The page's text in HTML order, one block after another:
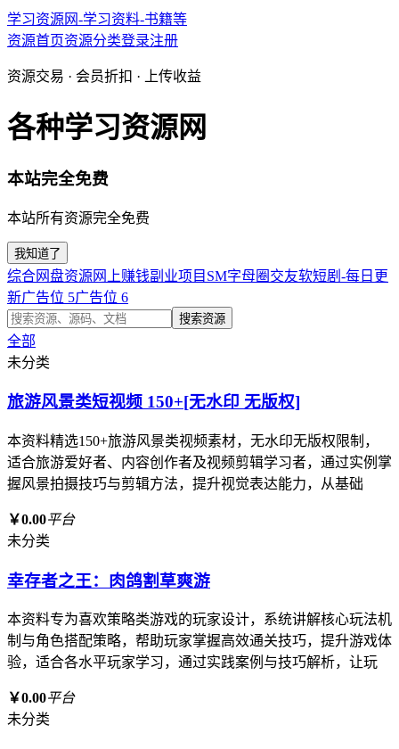
学习资源网-学习资料-书籍等
资源首页资源分类登录注册
资源交易 · 会员折扣 · 上传收益
各种学习资源网
本站完全免费
本站所有资源完全免费
我知道了
综合网盘资源 网上赚钱副业项目 SM字母圈交友软短剧-每日更
新广告位 5广告位 6
搜索资源
全部
未分类
旅游风景类短视频 150+[无水印 无版权]
本资料精选150+旅游风景类视频素材，无水印无版权限制，
适合旅游爱好者、内容创作者及视频剪辑学习者，通过实例掌
握风景拍摄技巧与剪辑方法，提升视觉表达能力，从基础
￥0.00平台
未分类
幸存者之王：肉鸽割草爽游
本资料专为喜欢策略类游戏的玩家设计，系统讲解核心玩法机
制与角色搭配策略，帮助玩家掌握高效通关技巧，提升游戏体
验，适合各水平玩家学习，通过实践案例与技巧解析，让玩
￥0.00平台
未分类